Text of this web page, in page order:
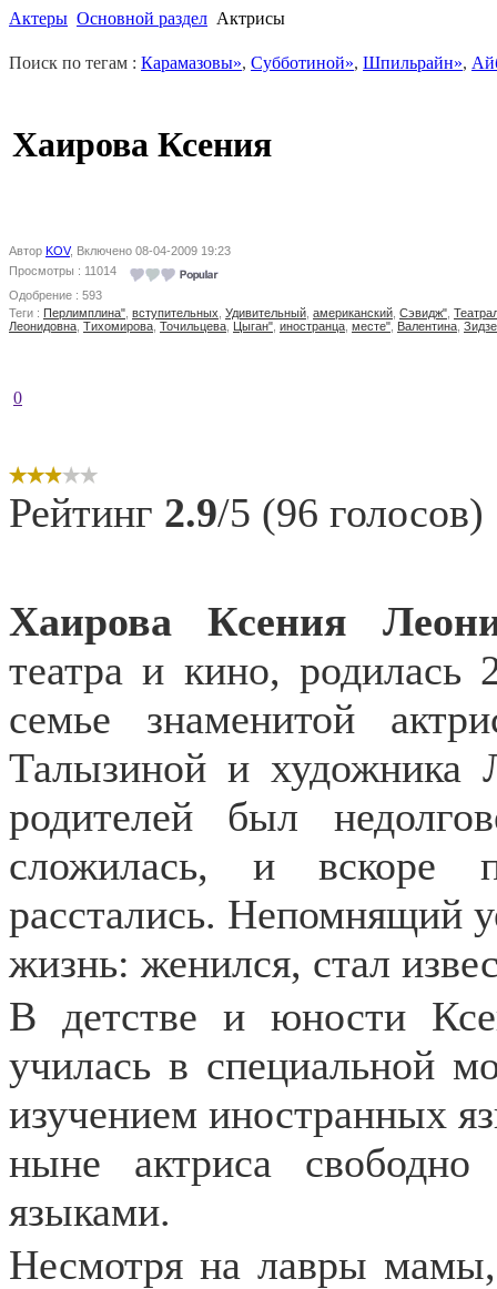
Актеры Основной раздел Актрисы
Поиск по тегам : Карамазовы», Субботиной», Шпильрайн»,
Хаирова Ксения
Автор KOV, Включено 08-04-2009 19:23
Просмотры : 11014
Одобрение : 593
Теги : Перлимплина" вступительных Удивительный американский Сэвидж"
Леонидовна Тихомирова Точильцева Цыган" иностранца месте" Валентина
0
Рейтинг 2.9/5 (96 голосов)
Хаирова Ксения
театра и кино,
семье знаменитой
Талызиной и художника
родителей был
сложилась, и вскоре
расстались. Непомнящий
жизнь: женился, стал
В детстве и юности
училась в специальной
изучением иностранных
ныне актриса
языками.
Несмотря на лавры